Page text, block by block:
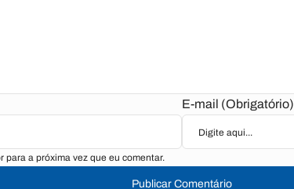
E-mail (Obrigatório)
para a próxima vez que eu comentar.
Publicar Comentário